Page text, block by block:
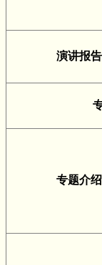
演讲报告
专题介绍